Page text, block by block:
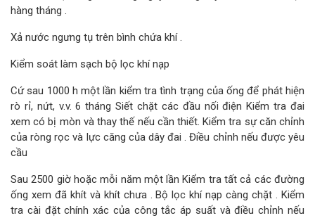
hàng tháng .
Xả nước ngưng tụ trên bình chứa khí .
Kiểm soát làm sạch bộ lọc khí nạp
Cứ sau 1000 h một lần kiểm tra tình trạng của ống để phát hiện
rò rỉ, nứt, v.v. 6 tháng Siết chặt các đầu nối điện Kiểm tra đai
xem có bị mòn và thay thế nếu cần thiết. Kiểm tra sự căn chỉnh
của ròng rọc và lực căng của dây đai . Điều chỉnh nếu được yêu
cầu
Sau 2500 giờ hoặc mỗi năm một lần Kiểm tra tất cả các đường
ống xem đã khít và khít chưa . Bộ lọc khí nạp càng chặt . Kiểm
tra cài đặt chính xác của công tắc áp suất và điều chỉnh nếu